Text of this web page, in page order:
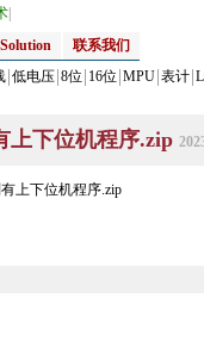
联系我们
低电压 8位 16位 MPU 表计
上下位机程序.zip
上下位机程序.zip